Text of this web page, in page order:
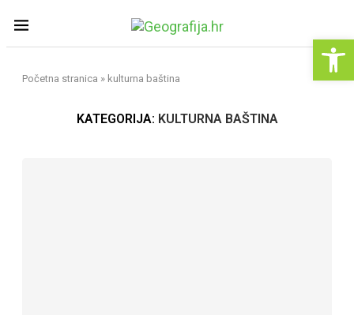
Početna stranica » kulturna baština
KATEGORIJA: KULTURNA BAŠTINA